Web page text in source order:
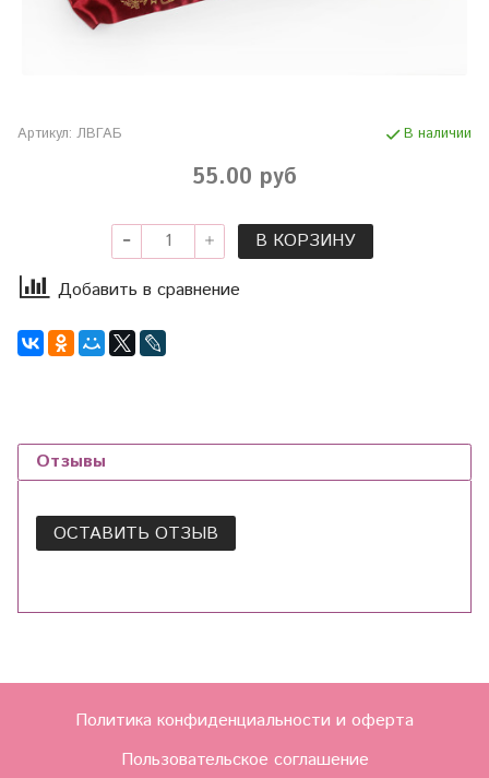
Артикул: ЛВГАБ В наличии
55.00 руб
В КОРЗИНУ
Добавить в сравнение
Отзывы
ОСТАВИТЬ ОТЗЫВ
Политика конфиденциальности и оферта
Пользовательское соглашение